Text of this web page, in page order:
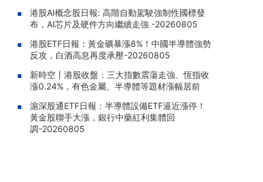
08-06 11:32 |ETF融資盤點 | 消費ETF匯添富(15
比基金首位
0)8月5日融資淨買入5990.04萬元，居全市場
第一梯隊
08-06 11:27 | ETF融資盤點 | 證券ETF國泰(512
880)8月5日融資淨買入6008.91萬元，居可比
港股AI概念股日報: 高階自動駕駛強制性國標發
布，AI芯片及硬件方向繼續走強 -20260805
港股ETF日報：黃金礦暴漲8%！中國半導體強勢
反攻，白酒高息再度承壓-20260805
新時空丨港股收盤：三大指數震蕩走強、恆指收
漲0.24%，有色金屬、半導體等題材漲幅居前
滬深股通ETF日報：半導體設備ETF逼近漲停！
黃金股聯手大漲，銀行中藥紅利集體回
調-20260805